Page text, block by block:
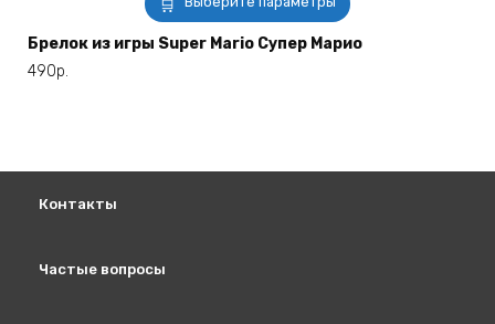
товар
имеет
Брелок из игры Super Mario Супер Марио
490р.
Контакты
Частые вопросы